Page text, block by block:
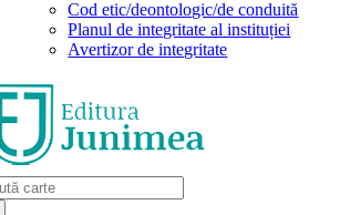
Cod etic/deontologic/de conduită
Planul de integritate al instituției
Avertizor de integritate